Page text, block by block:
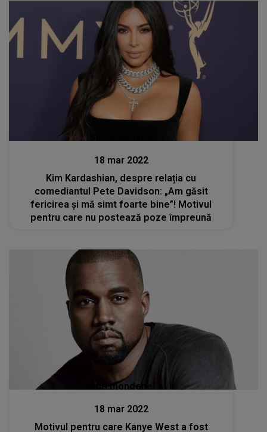
18 mar 2022
Kim Kardashian, despre relația cu
comediantul Pete Davidson: „Am găsit
fericirea și mă simt foarte bine”! Motivul
pentru care nu postează poze împreună
Stiri mondene
18 mar 2022
Motivul pentru care Kanye West a fost